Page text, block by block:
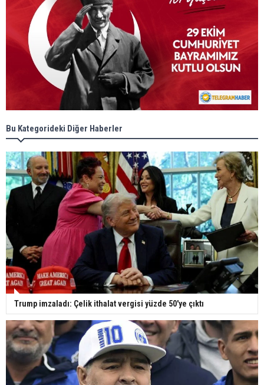
Bu Kategorideki Diğer Haberler
Trump imzaladı: Çelik ithalat vergisi yüzde 50'ye çıktı